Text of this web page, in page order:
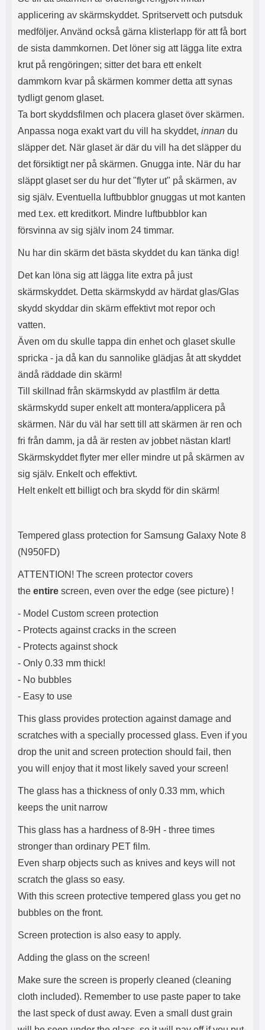
applicering av skärmskyddet. Spritservett och putsduk
medföljer. Använd också gärna klisterlapp för att få bort
de sista dammkornen. Det löner sig att lägga lite extra
krut på rengöringen; sitter det bara ett enkelt
dammkorn kvar på skärmen kommer detta att synas
tydligt genom glaset.
Ta bort skyddsfilmen och placera glaset över skärmen.
Anpassa noga exakt vart du vill ha skyddet, innan du
släpper det. När glaset är där du vill ha det släpper du
det försiktigt ner på skärmen. Gnugga inte. När du har
släppt glaset ser du hur det "flyter ut" på skärmen, av
sig själv. Eventuella luftbubblor gnuggas ut mot kanten
med t.ex. ett kreditkort. Mindre luftbubblor kan
försvinna av sig själv inom 24 timmar.
Nu har din skärm det bästa skyddet du kan tänka dig!
Det kan löna sig att lägga lite extra på just
skärmskyddet. Detta skärmskydd av härdat glas/Glas
skydd skyddar din skärm effektivt mot repor och
vatten.
Även om du skulle tappa din enhet och glaset skulle
spricka - ja då kan du sannolike glädjas åt att skyddet
ändå räddade din skärm!
Till skillnad från skärmskydd av plastfilm är detta
skärmskydd super enkelt att montera/applicera på
skärmen. När du väl har sett till att skärmen är ren och
fri från damm, ja då är resten av jobbet nästan klart!
Skärmskyddet flyter mer eller mindre ut på skärmen av
sig själv. Enkelt och effektivt.
Helt enkelt ett billigt och bra skydd för din skärm!
Tempered glass protection for Samsung Galaxy Note 8
(N950FD)
ATTENTION! The screen protector covers
the entire screen, even over the edge (see picture) !
- Model Custom screen protection
- Protects against cracks in the screen
- Protects against shock
- Only 0.33 mm thick!
- No bubbles
- Easy to use
This glass provides protection against damage and
scratches with a specially processed glass. Even if you
drop the unit and screen protection should fail, then
you will enjoy that it most likely saved your screen!
The glass has a thickness of only 0.33 mm, which
keeps the unit narrow
This glass has a hardness of 8-9H - three times
stronger than ordinary PET film.
Even sharp objects such as knives and keys will not
scratch the glass so easy.
With this screen protective tempered glass you get no
bubbles on the front.
Screen protection is also easy to apply.
Adding the glass on the screen!
Make sure the screen is properly cleaned (cleaning
cloth included). Remember to use paste paper to take
the last speck of dust away. Even a small dust grain